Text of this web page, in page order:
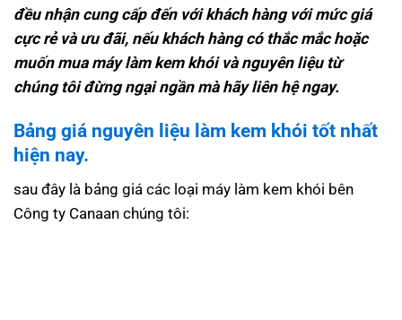
đều nhận cung cấp đến với khách hàng với mức giá
cực rẻ và ưu đãi, nếu khách hàng có thắc mắc hoặc
muốn mua máy làm kem khói và nguyên liệu từ
chúng tôi đừng ngại ngần mà hãy liên hệ ngay.
Bảng giá nguyên liệu làm kem khói tốt nhất
hiện nay.
sau đây là bảng giá các loại máy làm kem khói bên
Công ty Canaan chúng tôi: